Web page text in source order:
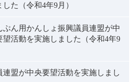
た（令和4年9月）
ぷん用かんしょ振興議員連盟が中
活動を実施しました（令和4年9
盟が中央要望活動を実施しまし